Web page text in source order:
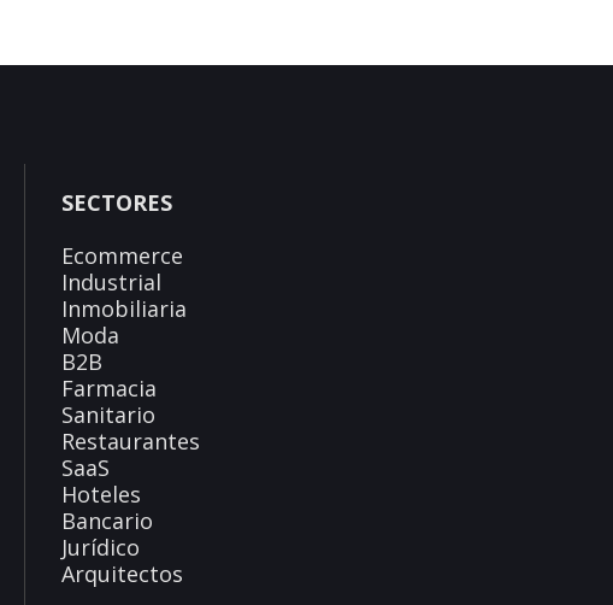
SECTORES
Ecommerce
Industrial
Inmobiliaria
Moda
B2B
Farmacia
Sanitario
Restaurantes
SaaS
Hoteles
Bancario
Jurídico
Arquitectos